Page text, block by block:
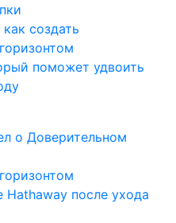
создать
поможет удвоить
Hathaway после ухода